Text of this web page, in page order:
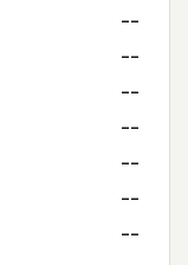
--
--
--
--
--
--
--